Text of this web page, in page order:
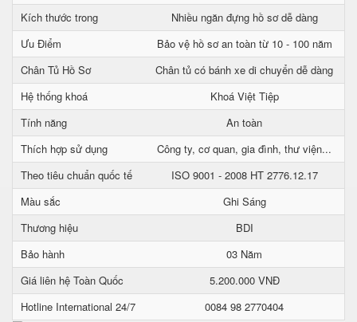
Kích thước trong
Nhiều ngăn đựng hồ sơ dễ dàng
Ưu Điểm
Bảo vệ hồ sơ an toàn từ 10 - 100 năm
Chân Tủ Hồ Sơ
Chân tủ có bánh xe di chuyển dễ dàng
Hệ thống khoá
Khoá Việt Tiệp
Tính năng
An toàn
Thích hợp sử dụng
Công ty, cơ quan, gia đình, thư viện...
Theo tiêu chuẩn quốc tế
ISO 9001 - 2008 HT 2776.12.17
Màu sắc
Ghi Sáng
Thương hiệu
BDI
Bảo hành
03 Năm
Giá liên hệ Toàn Quốc
5.200.000 VNĐ
Hotline International 24/7
0084 98 2770404